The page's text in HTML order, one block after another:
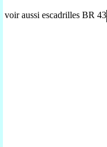
voir aussi escadrilles BR 43